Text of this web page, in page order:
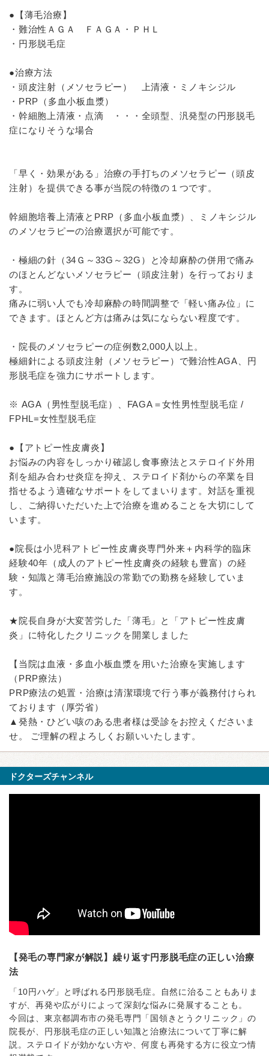
●【薄毛治療】
・難治性ＡＧＡ ＦＡＧＡ・ＰＨＬ
・円形脱毛症
●治療方法
・頭皮注射（メソセラピー） 上清液・ミノキシジル
・PRP（多血小板血漿）
・幹細胞上清液・点滴 ・・・全頭型、汎発型の円形脱毛
症になりそうな場合
「早く・効果がある」治療の手打ちのメソセラピー（頭皮
注射）を提供できる事が当院の特徴の１つです。
幹細胞培養上清液とPRP（多血小板血漿）、ミノキシジル
のメソセラピーの治療選択が可能です。
・極細の針（34Ｇ～33G～32G）と冷却麻酔の併用で痛み
のほとんどないメソセラピー（頭皮注射）を行っておりま
す。
痛みに弱い人でも冷却麻酔の時間調整で「軽い痛み位」に
できます。ほとんど方は痛みは気にならない程度です。
・院長のメソセラピーの症例数2,000人以上。
極細針による頭皮注射（メソセラピー）で難治性AGA、円
形脱毛症を強力にサポートします。
※ AGA（男性型脱毛症）、FAGA＝女性男性型脱毛症 /
FPHL=女性型脱毛症
●【アトピー性皮膚炎】
お悩みの内容をしっかり確認し食事療法とステロイド外用
剤を組み合わせ炎症を抑え、ステロイド剤からの卒業を目
指せるよう適確なサポートをしてまいります。対話を重視
し、ご納得いただいた上で治療を進めることを大切にして
います。
●院長は小児科アトピー性皮膚炎専門外来＋内科学的臨床
経験40年（成人のアトピー性皮膚炎の経験も豊富）の経
験・知識と薄毛治療施設の常勤での勤務を経験していま
す。
★院長自身が大変苦労した「薄毛」と「アトピー性皮膚
炎」に特化したクリニックを開業しました
【当院は血液・多血小板血漿を用いた治療を実施します
（PRP療法）
PRP療法の処置・治療は清潔環境で行う事が義務付けられ
ております（厚労省）
▲発熱・ひどい咳のある患者様は受診をお控えくださいま
せ。 ご理解の程よろしくお願いいたします。
ドクターズチャンネル
【発毛の専門家が解説】繰り返す円形脱毛症の正しい治療
法
「10円ハゲ」と呼ばれる円形脱毛症。自然に治ることもありま
すが、再発や広がりによって深刻な悩みに発展することも。
今回は、東京都調布市の発毛専門「国領きとうクリニック」の
院長が、円形脱毛症の正しい知識と治療法について丁寧に解
説。ステロイドが効かない方や、何度も再発する方に役立つ情